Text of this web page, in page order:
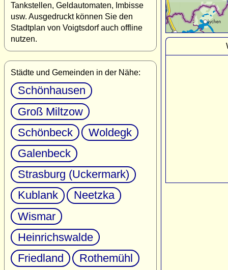
Tankstellen, Geldautomaten, Imbisse
usw. Ausgedruckt können Sie den
Stadtplan von Voigtsdorf auch offline
nutzen.
Städte und Gemeinden in der Nähe:
Schönhausen
Groß Miltzow
Schönbeck
Woldegk
Galenbeck
Strasburg (Uckermark)
Kublank
Neetzka
Wismar
Heinrichswalde
Friedland
Rothemühl